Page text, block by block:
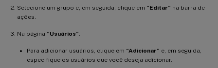
Selecione um grupo e, em seguida, clique em “Editar” na barra de
ações.
Na página “Usuários”:
Para adicionar usuários, clique em “Adicionar” e, em seguida,
especifique os usuários que você deseja adicionar.